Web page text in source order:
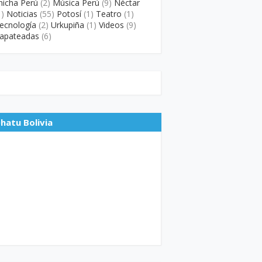
Perú (2) Música Perú (9) Néctar
Noticias (55) Potosí (1) Teatro (1)
(2) Urkupiña (1) Videos (9)
(6)
Bolivia